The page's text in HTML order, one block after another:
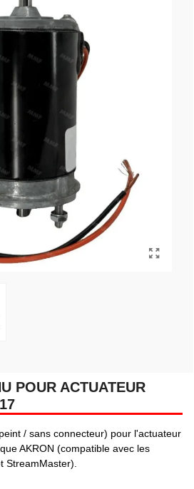
POUR ACTUATEUR
/ sans connecteur) pour l'actuateur
AKRON (compatible avec les
StreamMaster).